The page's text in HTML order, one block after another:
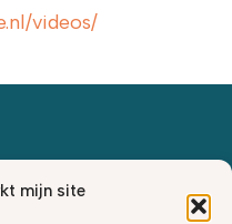
mijn site
videos/